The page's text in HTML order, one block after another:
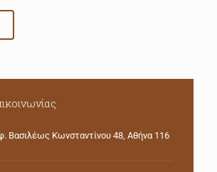
Βασιλέως Κωνσταντίνου 48, Αθήνα 116